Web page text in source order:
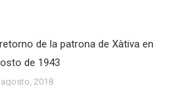
de la patrona de Xàtiva en
de 1943
agosto, 2018